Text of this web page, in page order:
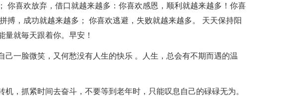
你喜欢放弃，借口就越来越多：你喜欢感恩，顺利就越来越多！你喜
搏，成功就越来越多； 你喜欢逃避，失败就越来越多。 天天保持阳
量就毎天跟着你。早安！
己一脸微笑，又何愁没有人生的快乐 。人生，总会有不期而遇的温
机，抓紧时间去奋斗，不要等到老年时，只能叹息自己的碌碌无为。